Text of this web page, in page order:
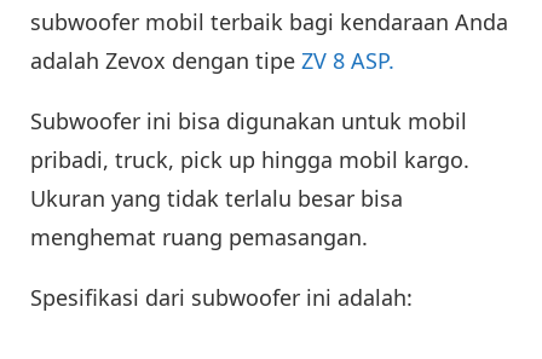
subwoofer mobil terbaik bagi kendaraan Anda
adalah Zevox dengan tipe ZV 8 ASP.
Subwoofer ini bisa digunakan untuk mobil
pribadi, truck, pick up hingga mobil kargo.
Ukuran yang tidak terlalu besar bisa
menghemat ruang pemasangan.
Spesifikasi dari subwoofer ini adalah: